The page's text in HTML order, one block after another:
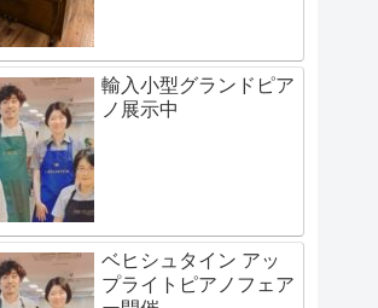
輸入小型グランドピア
ノ展示中
ベヒシュタイン アッ
プライトピアノフェア